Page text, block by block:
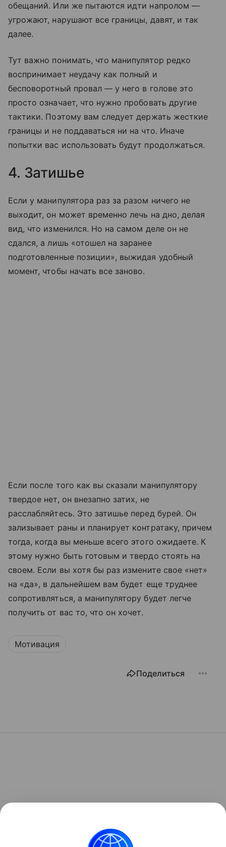
обещаний. Или же пытаются идти напролом —
угрожают, нарушают все границы, давят, и так
далее.
Тут важно понимать, что манипулятор редко
воспринимает неудачу как полный и
бесповоротный провал — у него в голове это
просто означает, что нужно пробовать другие
тактики. Поэтому вам следует держать жесткие
границы и не поддаваться ни на что. Иначе
попытки вас использовать будут продолжаться.
4. Затишье
Если у манипулятора раз за разом ничего не
выходит, он может временно лечь на дно, делая
вид, что изменился. Но на самом деле он не
сдался, а лишь «отошел на заранее
подготовленные позиции», выжидая удобный
момент, чтобы начать все заново.
Если после того как вы сказали манипулятору
твердое нет, он внезапно затих, не
расслабляйтесь. Это затишье перед бурей. Он
зализывает раны и планирует контратаку, причем
тогда, когда вы меньше всего этого ожидаете. К
этому нужно быть готовым и твердо стоять на
своем. Если вы хотя бы раз измените свое «нет»
на «да», в дальнейшем вам будет еще труднее
сопротивляться, а манипулятору будет легче
получить от вас то, что он хочет.
Мотивация
Поделиться